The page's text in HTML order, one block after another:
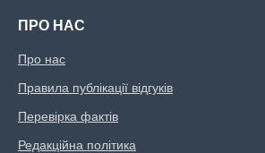
ПРО НАС
Про нас
Правила публікації відгуків
Перевірка фактів
Редакційна політика